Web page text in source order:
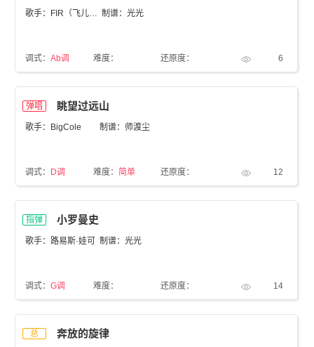
歌手：FIR（飞儿乐团） 制谱：光光
调式：Ab调 难度： 还原度： 6
弹唱 眺望过远山
歌手：BigCole 制谱：师渡尘
调式： D调 难度： 简单 还原度： 12
指弹 小罗曼史
歌手：路易斯·娃可 制谱：光光
调式：G调 难度： 还原度： 14
总 奔放的旋律